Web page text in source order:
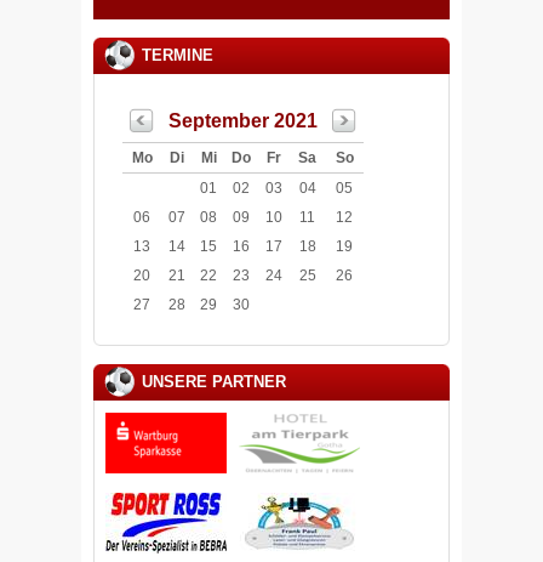
TERMINE
September 2021
Mo Di Mi Do Fr Sa
So
01
02 03 04
05
06
07 08 09 10 11
12
13
14 15 16 17 18
19
20
21 22 23 24 25
26
27
28 29 30
UNSERE PARTNER